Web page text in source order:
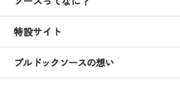
特設サイト
ブルドックソースの想い